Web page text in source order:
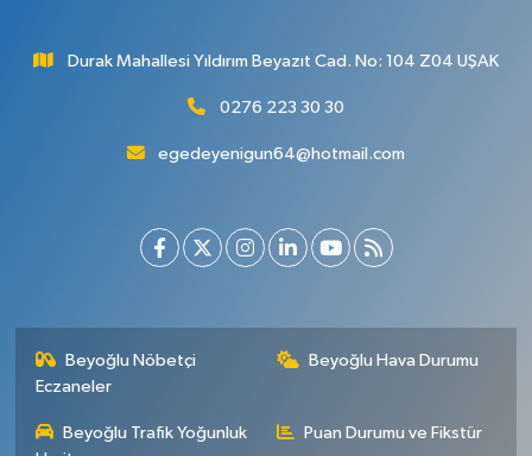
Durak Mahallesi Yıldırım Beyazıt Cad. No: 104 Z04 UŞAK
0276 223 30 30
egedeyenigun64@hotmail.com
Beyoğlu Nöbetçi
Eczaneler
Beyoğlu Hava Durumu
Beyoğlu Trafik Yoğunluk
Puan Durumu ve Fikstür